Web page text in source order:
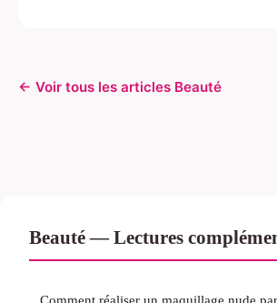
← Voir tous les articles Beauté
Beauté — Lectures